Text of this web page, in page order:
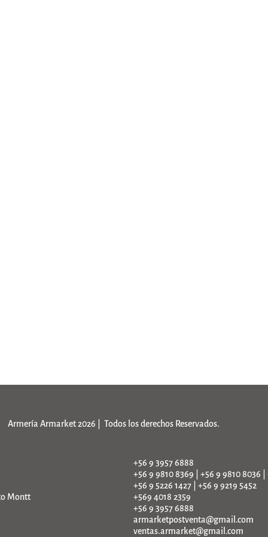
Armería Armarket 2026 | Todos los derechos Reservados.
Montt
+56 9 3957 6888
+56 9 9810 8369 | +56 9 9810 8036 |
+56 9 5226 1427 | +56 9 9219 5452
+569 4018 2359
+56 9 3957 6888
armarketpostventa@gmail.com
ventas.armarket@gmail.com